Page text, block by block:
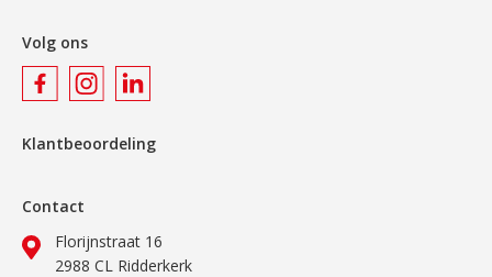
Volg ons
Klantbeoordeling
Contact
Florijnstraat 16
2988 CL Ridderkerk